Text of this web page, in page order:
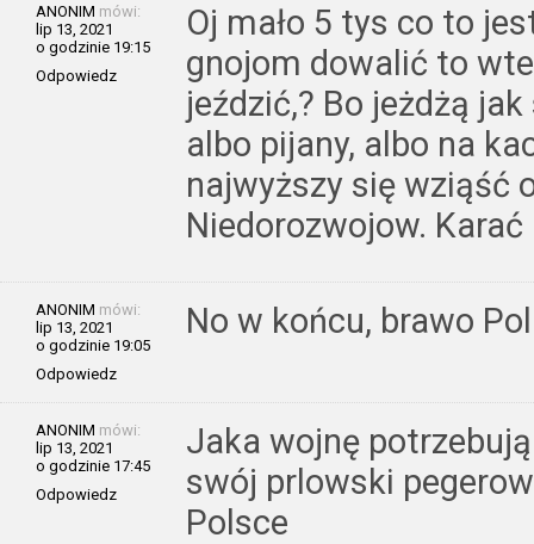
ANONIM mówi:
lip 13, 2021
o godzinie 19:15
Odpowiedz
Oj mało 5 tys co to
gnojom dowalić to
jeździć,? Bo jeżdżą
albo pijany, albo na
najwyższy się wziąść
Niedorozwojow.
ANONIM mówi:
lip 13, 2021
o godzinie 19:05
Odpowiedz
No w końcu, brawo
ANONIM mówi:
lip 13, 2021
o godzinie 17:45
Odpowiedz
Jaka wojnę
swój prlowski
Polsce